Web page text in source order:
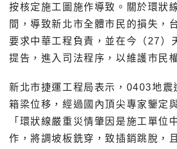
按核定施工圖施作導致。關於環狀
間，導致新北市全體市民的損失，
要求中華工程負責，並在今（27）
提告，進入司法程序，以維護市民
新北市捷運工程局表示，0403地震
箱梁位移，經過國內頂尖專家鑒定
「環狀線嚴重災情肇因是施工單位
作，將調坡板銑穿，致插銷跳脫，